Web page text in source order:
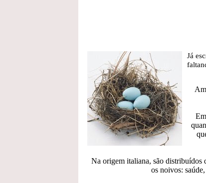
Já
Na origem italiana, são distribuídos
os noivos: